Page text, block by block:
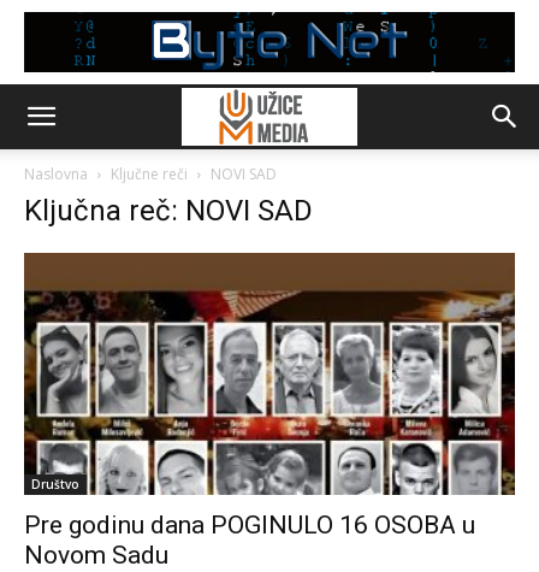
Naslovna Ključne reči NOVI SAD
Ključna reč: NOVI SAD
Društvo
Pre godinu dana POGINULO 16 OSOBA u
Novom Sadu